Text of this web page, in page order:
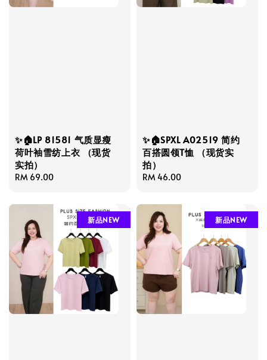
✨🏠LP 81581 气质显瘦
荷叶袖雪纺上衣 （现货
实拍）
Regular
RM 69.00
✨🏠SPXL A02519 简约
百搭圆领T恤 （现货实
拍）
Regular
RM 46.00
新品NEW 新品NEW